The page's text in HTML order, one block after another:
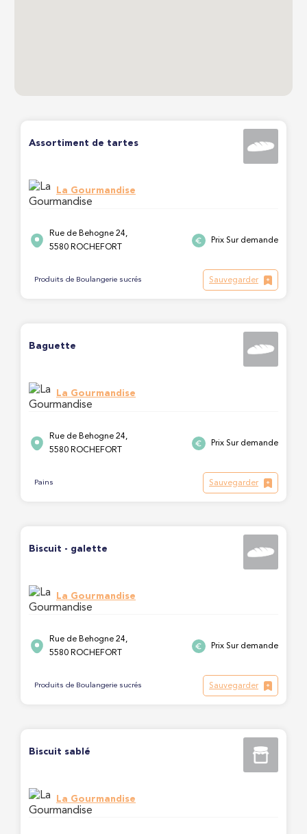
Assortiment de tartes
La Gourmandise
Rue de Behogne 24,
5580 ROCHEFORT
Prix Sur demande
Produits de Boulangerie sucrés Sauvegarder
Baguette
La Gourmandise
Rue de Behogne 24,
5580 ROCHEFORT
Prix Sur demande
Pains Sauvegarder
Biscuit - galette
La Gourmandise
Rue de Behogne 24,
5580 ROCHEFORT
Prix Sur demande
Produits de Boulangerie sucrés Sauvegarder
Biscuit sablé
La Gourmandise